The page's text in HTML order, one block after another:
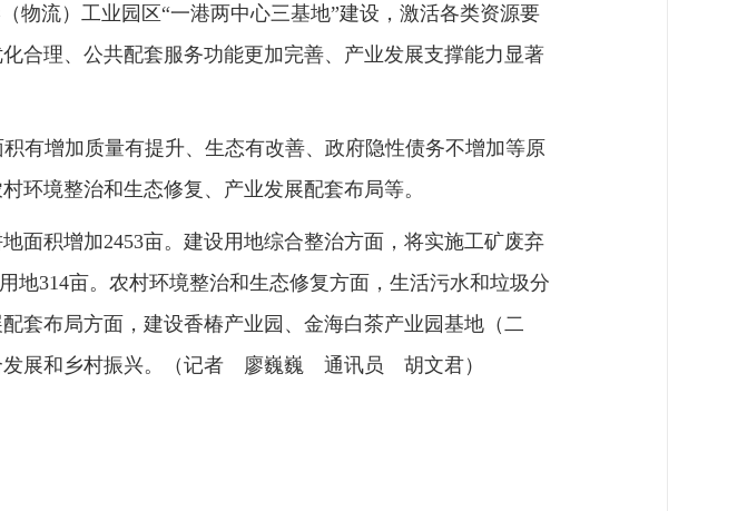
物流）工业园区“一港两中心三基地”建设，激活各类资源要
合理、公共配套服务功能更加完善、产业发展支撑能力显著
有增加质量有提升、生态有改善、政府隐性债务不增加等原
环境整治和生态修复、产业发展配套布局等。
面积增加2453亩。建设用地综合整治方面，将实施工矿废弃
地314亩。农村环境整治和生态修复方面，生活污水和垃圾分
套布局方面，建设香椿产业园、金海白茶产业园基地（二
发展和乡村振兴。（记者 廖巍巍 通讯员 胡文君）